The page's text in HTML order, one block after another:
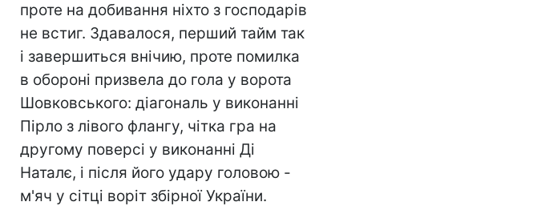
проте на добивання ніхто з господарів
не встиг. Здавалося, перший тайм так
і завершиться внічию, проте помилка
в обороні призвела до гола у ворота
Шовковського: діагональ у виконанні
Пірло з лівого флангу, чітка гра на
другому поверсі у виконанні Ді
Наталє, і після його удару головою -
м'яч у сітці воріт збірної України.